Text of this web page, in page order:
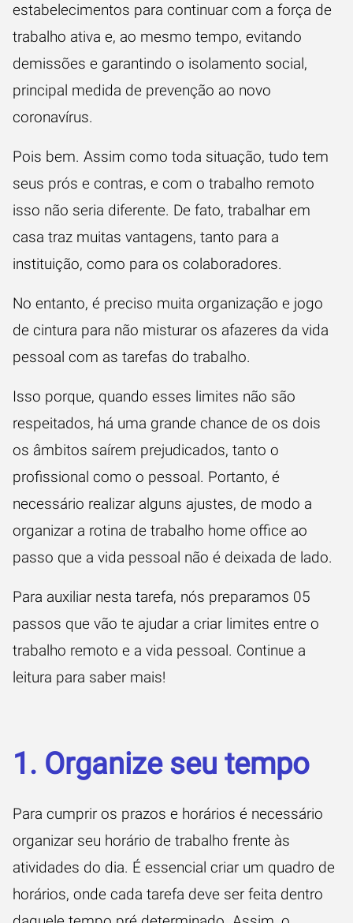
estabelecimentos para continuar com a força de
trabalho ativa e, ao mesmo tempo, evitando
demissões e garantindo o isolamento social,
principal medida de prevenção ao novo
coronavírus.
Pois bem. Assim como toda situação, tudo tem
seus prós e contras, e com o trabalho remoto
isso não seria diferente. De fato, trabalhar em
casa traz muitas vantagens, tanto para a
instituição, como para os colaboradores.
No entanto, é preciso muita organização e jogo
de cintura para não misturar os afazeres da vida
pessoal com as tarefas do trabalho.
Isso porque, quando esses limites não são
respeitados, há uma grande chance de os dois
os âmbitos saírem prejudicados, tanto o
profissional como o pessoal. Portanto, é
necessário realizar alguns ajustes, de modo a
organizar a rotina de trabalho home office ao
passo que a vida pessoal não é deixada de lado.
Para auxiliar nesta tarefa, nós preparamos 05
passos que vão te ajudar a criar limites entre o
trabalho remoto e a vida pessoal. Continue a
leitura para saber mais!
1. Organize seu tempo
Para cumprir os prazos e horários é necessário
organizar seu horário de trabalho frente às
atividades do dia. É essencial criar um quadro de
horários, onde cada tarefa deve ser feita dentro